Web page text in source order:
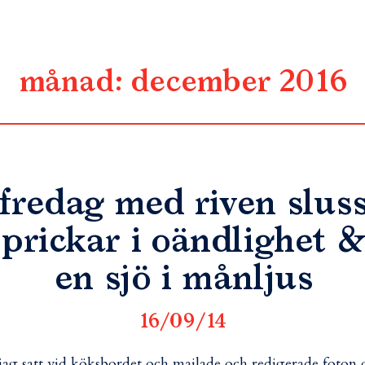
månad: december 2016
fredag med riven
prickar i oändlighet &
en sjö i månljus
16/09/14